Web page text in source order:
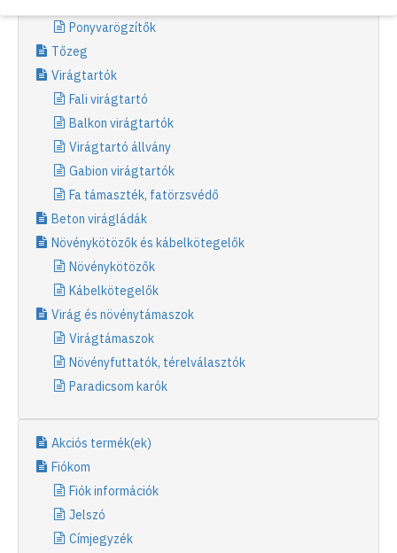
Ponyvarögzítők
Tőzeg
Virágtartók
Fali virágtartó
Balkon virágtartók
Virágtartó állvány
Gabion virágtartók
Fa támaszték, fatörzsvédő
Beton virágládák
Növénykötözők és kábelkötegelők
Növénykötözők
Kábelkötegelők
Virág és növénytámaszok
Virágtámaszok
Növényfuttatók, térelválasztók
Paradicsom karók
Akciós termék(ek)
Fiókom
Fiók információk
Jelszó
Címjegyzék